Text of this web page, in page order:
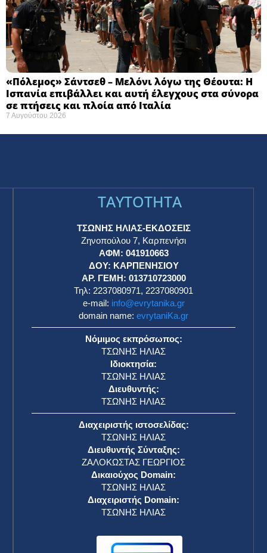
«Πόλεμος» Σάντσεθ – Μελόνι λόγω της Θέουτα: Η
Ισπανία επιβάλλει και αυτή έλεγχους στα σύνορα
σε πτήσεις και πλοία από Ιταλία
7 Αυγούστου 2026
TAYTOTHTA
ΤΣΩΝΗΣ ΗΛΙΑΣ-ΕΚΔΟΣΕΙΣ
Ζηνοπούλου 7, Καρπενήσι
ΑΦΜ: 041910663
ΔΟΥ: ΚΑΡΠΕΝΗΣΙΟΥ
ΑΡ. ΓΕΜΗ: 013710723000
Τηλ: 2237080971, 2237080901
e-mail: info@evrytanika.gr
domain name: evrytaniKa.gr
Νόμιμος εκπρόσωπος:
ΤΣΩΝΗΣ ΗΛΙΑΣ
Ιδιοκτησία:
ΤΣΩΝΗΣ ΗΛΙΑΣ
Διευθυντής:
ΤΣΩΝΗΣ ΗΛΙΑΣ
Διαχειριστής ιστοσελίδας:
ΤΣΩΝΗΣ ΗΛΙΑΣ
Διευθυντής Σύνταξης:
ΖΑΛΟΚΩΣΤΑΣ ΓΕΩΡΓΙΟΣ
Δικαιούχος Domain:
ΤΣΩΝΗΣ ΗΛΙΑΣ
Διαχειριστής Domain:
ΤΣΩΝΗΣ ΗΛΙΑΣ